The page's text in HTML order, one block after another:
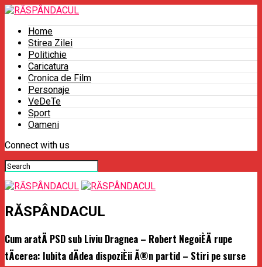
Home
Stirea Zilei
Politichie
Caricatura
Cronica de Film
Personaje
VeDeTe
Sport
Oameni
Connect with us
RĂSPÂNDACUL
Cum aratÄ PSD sub Liviu Dragnea – Robert NegoiÈÄ rupe
tÄcerea: Iubita dÄdea dispoziÈii Ã®n partid – Stiri pe surse